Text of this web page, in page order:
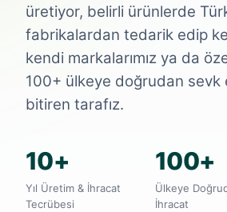
üretiyor, belirli ürünlerde
fabrikalardan tedarik edip
kendi markalarımız ya da
100+ ülkeye doğrudan
bitiren tarafız.
10+
Yıl Üretim & İhracat
Tecrübesi
100+
Ülkeye
İhracat